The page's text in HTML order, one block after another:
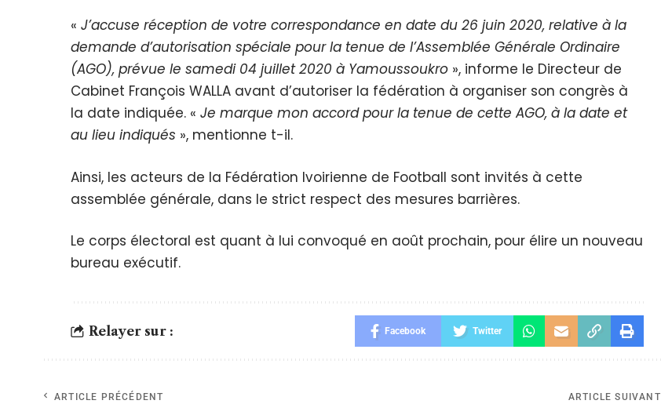
«J’accuse réception de votre correspondance en date du 26 juin 2020, relative à la
demande d’autorisation spéciale pour la tenue de l’Assemblée Générale Ordinaire
(AGO), prévue le samedi 04 juillet 2020 à Yamoussoukro », informe le Directeur de
Cabinet François WALLA avant d’autoriser la fédération à organiser son congrès à
la date indiquée. «Je marque mon accord pour la tenue de cette AGO, à la date et
au lieu indiqués », mentionne t-il.
Ainsi, les acteurs de la Fédération Ivoirienne de Football sont invités à cette
assemblée générale, dans le strict respect des mesures barrières.
Le corps électoral est quant à lui convoqué en août prochain, pour élire un nouveau
bureau exécutif.
Relayer sur : Facebook Twitter
ARTICLE PRÉCÉDENT ARTICLE SUIVANT